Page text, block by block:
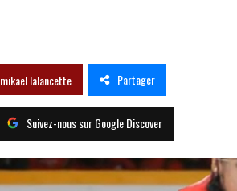
mikael lalancette Partager
Suivez-nous sur Google Discover